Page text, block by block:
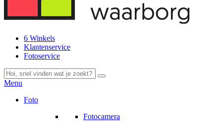
6 Winkels
Klantenservice
Fotoservice
Menu
Foto
Fotocamera